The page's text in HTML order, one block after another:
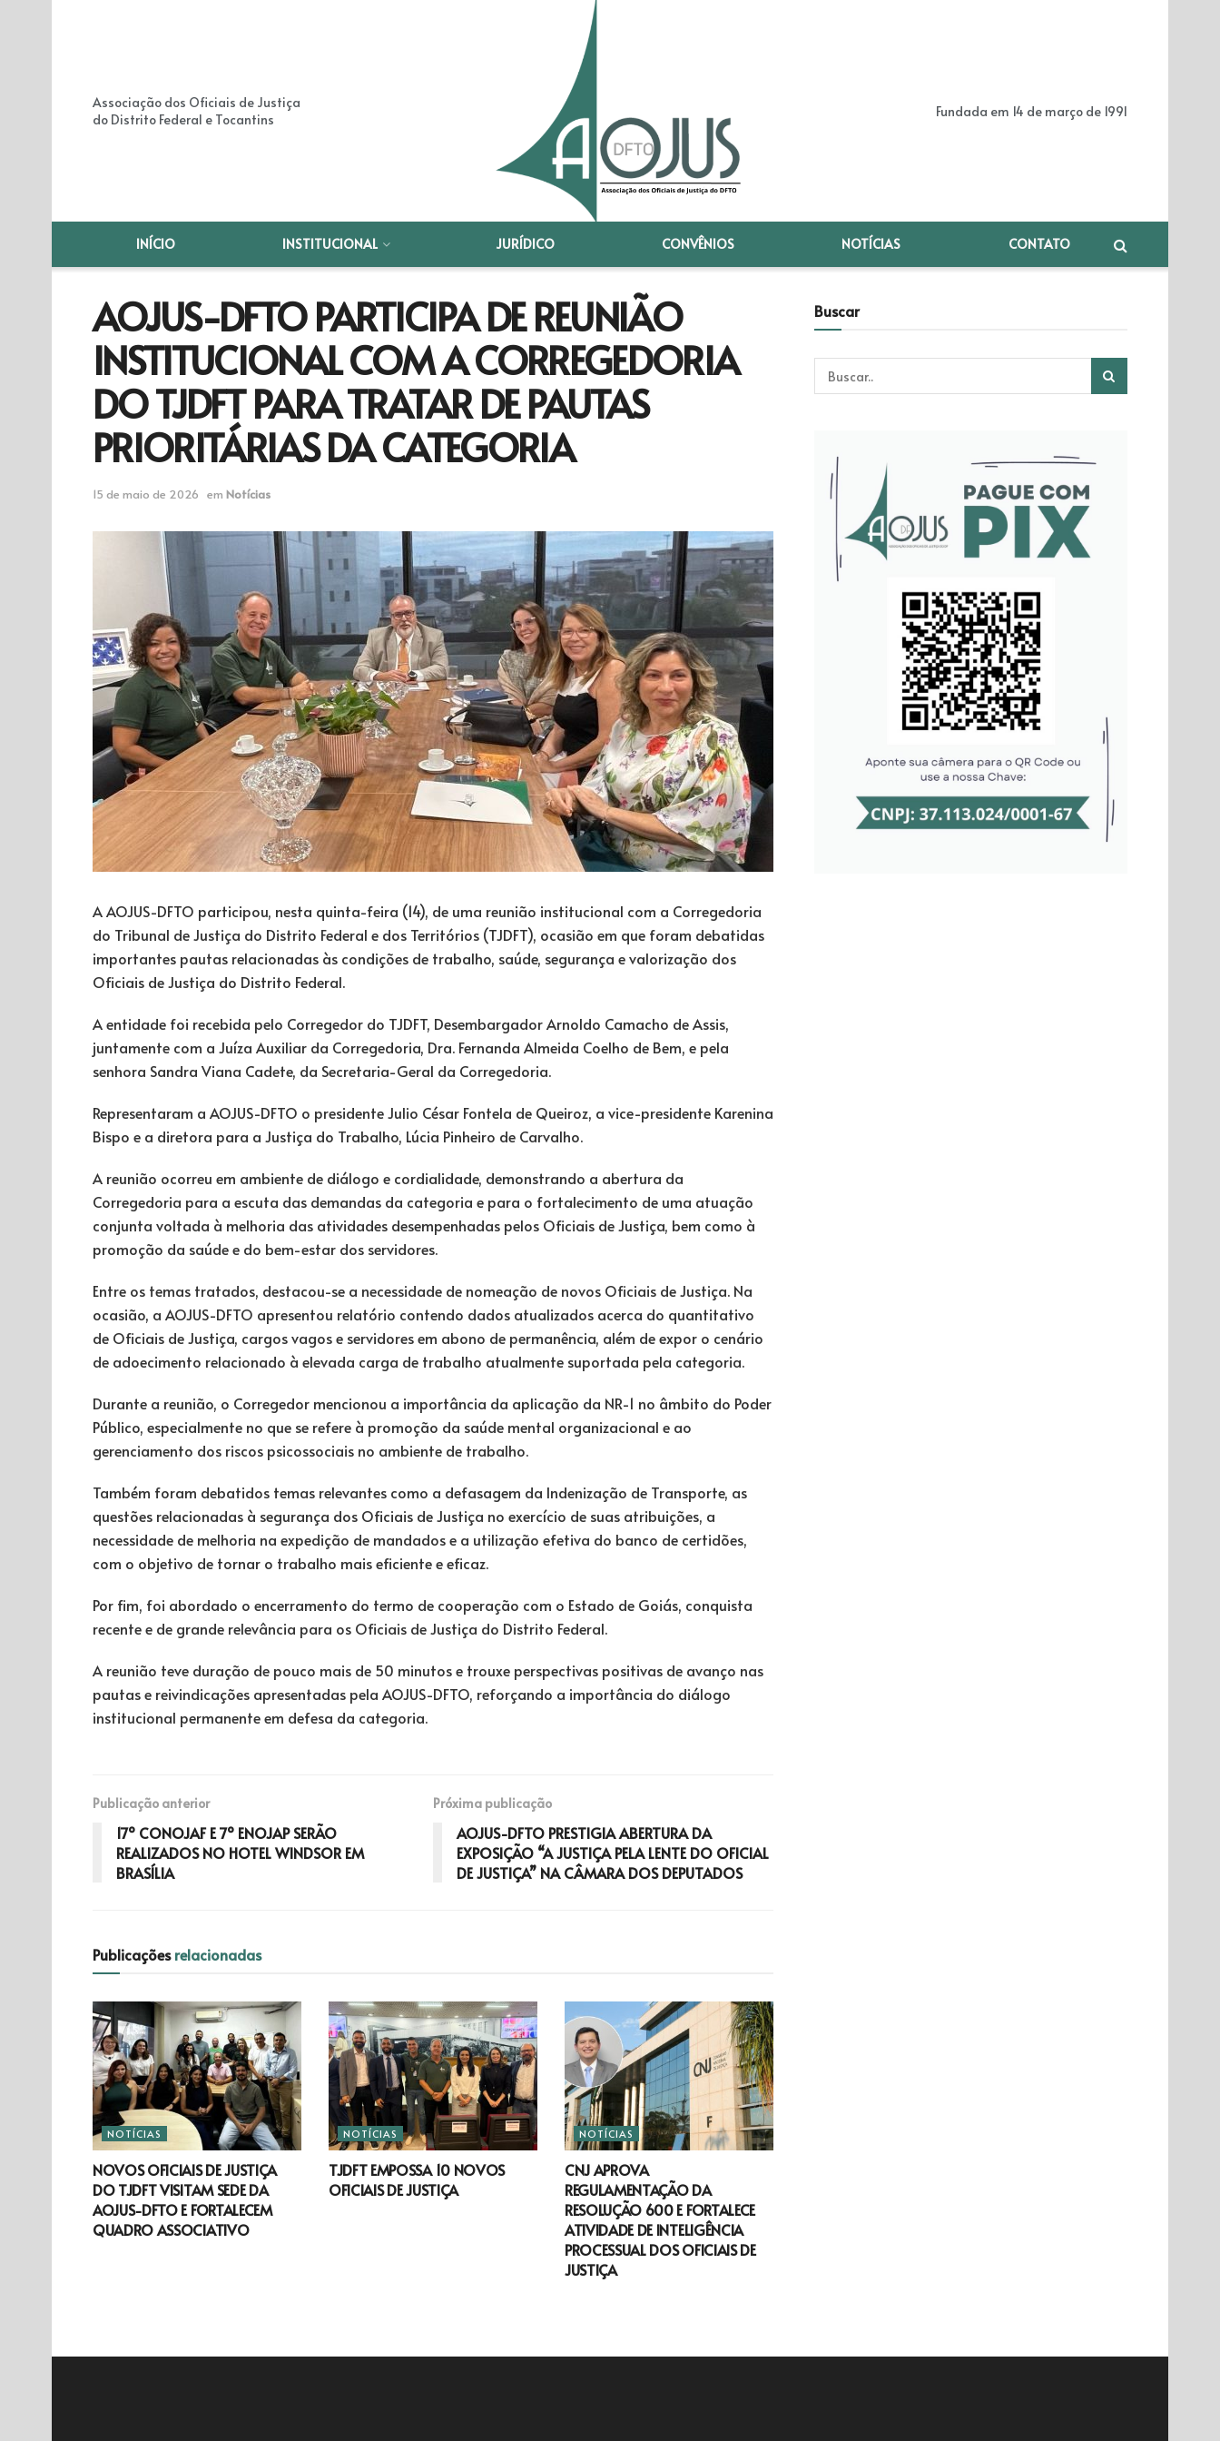
Associação dos Oficiais de Justiça
do Distrito Federal e Tocantins
Fundada em 14 de março de 1991
INÍCIO INSTITUCIONAL JURÍDICO CONVÊNIOS NOTÍCIAS CONTATO
AOJUS-DFTO PARTICIPA DE REUNIÃO
INSTITUCIONAL COM A CORREGEDORIA
DO TJDFT PARA TRATAR DE PAUTAS
PRIORITÁRIAS DA CATEGORIA
15 de maio de 2026 em Notícias
A AOJUS-DFTO participou, nesta quinta-feira (14), de uma reunião institucional com a Corregedoria
do Tribunal de Justiça do Distrito Federal e dos Territórios (TJDFT), ocasião em que foram debatidas
importantes pautas relacionadas às condições de trabalho, saúde, segurança e valorização dos
Oficiais de Justiça do Distrito Federal.
A entidade foi recebida pelo Corregedor do TJDFT, Desembargador Arnoldo Camacho de Assis,
juntamente com a Juíza Auxiliar da Corregedoria, Dra. Fernanda Almeida Coelho de Bem, e pela
senhora Sandra Viana Cadete, da Secretaria-Geral da Corregedoria.
Representaram a AOJUS-DFTO o presidente Julio César Fontela de Queiroz, a vice-presidente Karenina
Bispo e a diretora para a Justiça do Trabalho, Lúcia Pinheiro de Carvalho.
A reunião ocorreu em ambiente de diálogo e cordialidade, demonstrando a abertura da
Corregedoria para a escuta das demandas da categoria e para o fortalecimento de uma atuação
conjunta voltada à melhoria das atividades desempenhadas pelos Oficiais de Justiça, bem como à
promoção da saúde e do bem-estar dos servidores.
Entre os temas tratados, destacou-se a necessidade de nomeação de novos Oficiais de Justiça. Na
ocasião, a AOJUS-DFTO apresentou relatório contendo dados atualizados acerca do quantitativo
de Oficiais de Justiça, cargos vagos e servidores em abono de permanência, além de expor o cenário
de adoecimento relacionado à elevada carga de trabalho atualmente suportada pela categoria.
Durante a reunião, o Corregedor mencionou a importância da aplicação da NR-1 no âmbito do Poder
Público, especialmente no que se refere à promoção da saúde mental organizacional e ao
gerenciamento dos riscos psicossociais no ambiente de trabalho.
Também foram debatidos temas relevantes como a defasagem da Indenização de Transporte, as
questões relacionadas à segurança dos Oficiais de Justiça no exercício de suas atribuições, a
necessidade de melhoria na expedição de mandados e a utilização efetiva do banco de certidões,
com o objetivo de tornar o trabalho mais eficiente e eficaz.
Por fim, foi abordado o encerramento do termo de cooperação com o Estado de Goiás, conquista
recente e de grande relevância para os Oficiais de Justiça do Distrito Federal.
A reunião teve duração de pouco mais de 50 minutos e trouxe perspectivas positivas de avanço nas
pautas e reivindicações apresentadas pela AOJUS-DFTO, reforçando a importância do diálogo
institucional permanente em defesa da categoria.
Publicação anterior
17º CONOJAF E 7º ENOJAP SERÃO
REALIZADOS NO HOTEL WINDSOR EM
BRASÍLIA
Próxima publicação
AOJUS-DFTO PRESTIGIA ABERTURA DA
EXPOSIÇÃO “A JUSTIÇA PELA LENTE DO OFICIAL
DE JUSTIÇA” NA CÂMARA DOS DEPUTADOS
Publicaçõesrelacionadas
NOTÍCIAS
NOVOS OFICIAIS DE JUSTIÇA
DO TJDFT VISITAM SEDE DA
AOJUS-DFTO E FORTALECEM
QUADRO ASSOCIATIVO
NOTÍCIAS
TJDFT EMPOSSA 10 NOVOS
OFICIAIS DE JUSTIÇA
NOTÍCIAS
CNJ APROVA
REGULAMENTAÇÃO DA
RESOLUÇÃO 600 E FORTALECE
ATIVIDADE DE INTELIGÊNCIA
PROCESSUAL DOS OFICIAIS DE
JUSTIÇA
Buscar